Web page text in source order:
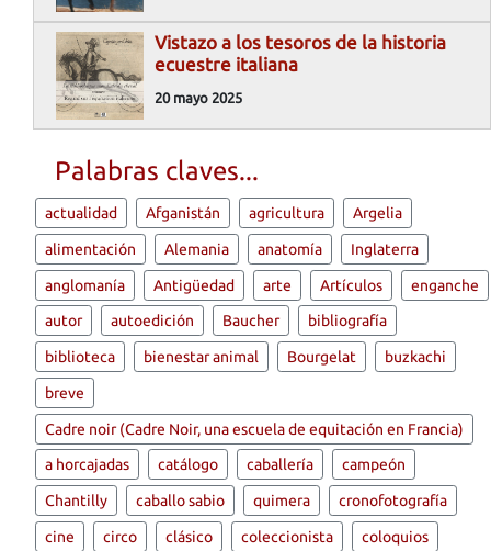
Vistazo a los tesoros de la historia
ecuestre italiana
20 mayo 2025
Palabras claves...
actualidad Afganistán agricultura Argelia
alimentación Alemania anatomía Inglaterra
anglomanía Antigüedad arte Artículos enganche
autor autoedición Baucher bibliografía
biblioteca bienestar animal Bourgelat buzkachi
breve
Cadre noir (Cadre Noir, una escuela de equitación en Francia)
a horcajadas catálogo caballería campeón
Chantilly caballo sabio quimera cronofotografía
cine circo clásico coleccionista coloquios